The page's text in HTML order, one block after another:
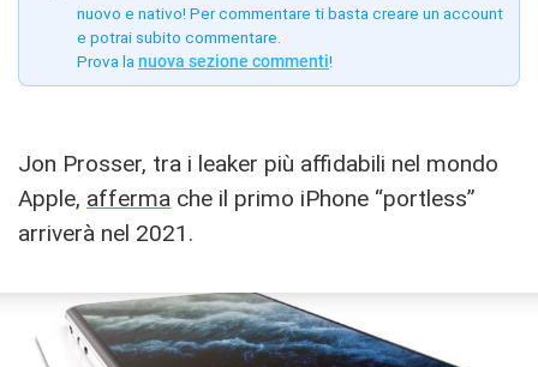
nuovo e nativo! Per commentare ti basta creare un account
e potrai subito commentare.
Prova la nuova sezione commenti!
Jon Prosser, tra i leaker più affidabili nel mondo
Apple, afferma che il primo iPhone “portless”
arriverà nel 2021.